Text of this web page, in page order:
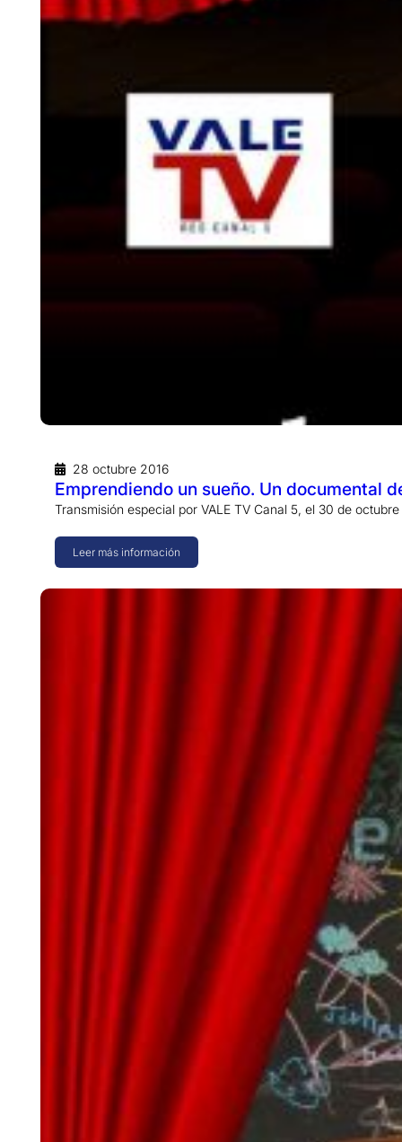
28 octubre 2016
Emprendiendo un sueño. Un documental
Transmisión especial por VALE TV Canal 5, el 30 de
Leer más información